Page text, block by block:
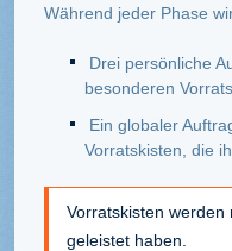
Während jeder Phase
Drei persönliche
besonderen
Ein globaler
Vorratskisten, die
Vorratskisten
geleistet haben.